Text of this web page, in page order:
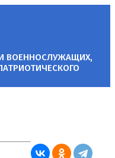
ВОЕННОСЛУЖАЩИХ,